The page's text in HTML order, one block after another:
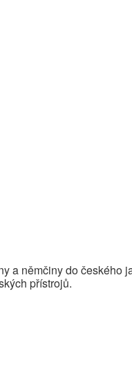
a němčiny do českého
přístrojů.